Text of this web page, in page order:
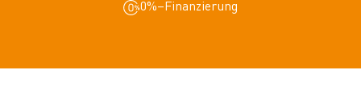
0%–Finanzierung